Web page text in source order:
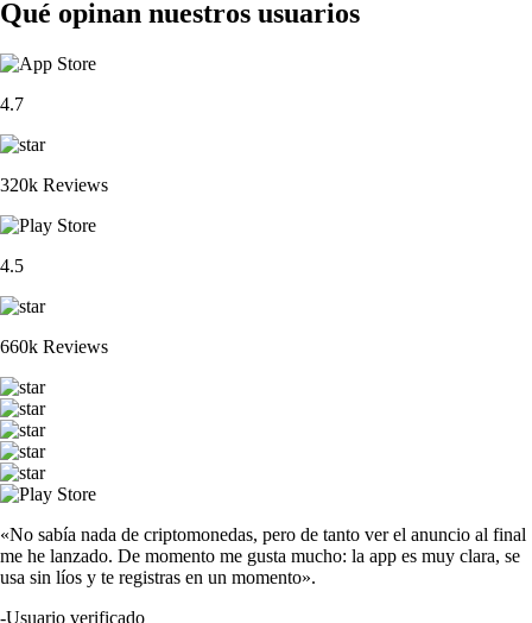
Qué opinan nuestros usuarios
4.7
320k Reviews
4.5
660k Reviews
«No sabía nada de criptomonedas, pero de tanto ver el anuncio al final
me he lanzado. De momento me gusta mucho: la app es muy clara, se
usa sin líos y te registras en un momento».
-Usuario verificado